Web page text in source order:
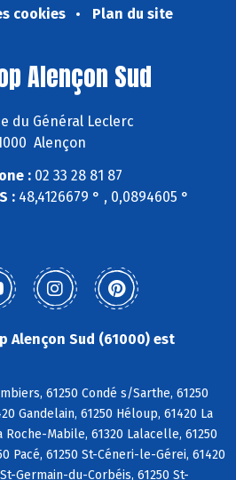
cookies
Plan du site
Alençon Sud
du Général Leclerc
Alençon
: 02 33 28 81 87
: 48,4126679 ° , 0,0894605 °
Alençon Sud (61000) est
61250 Condé s/Sarthe, 61250
Gandelain, 61250 Héloup, 61420 La
Mabile, 61320 Lalacelle, 61250
Pacé, 61250 St-Céneri-le-Gérei, 61420
Germain-du-Corbéis, 61250 St-